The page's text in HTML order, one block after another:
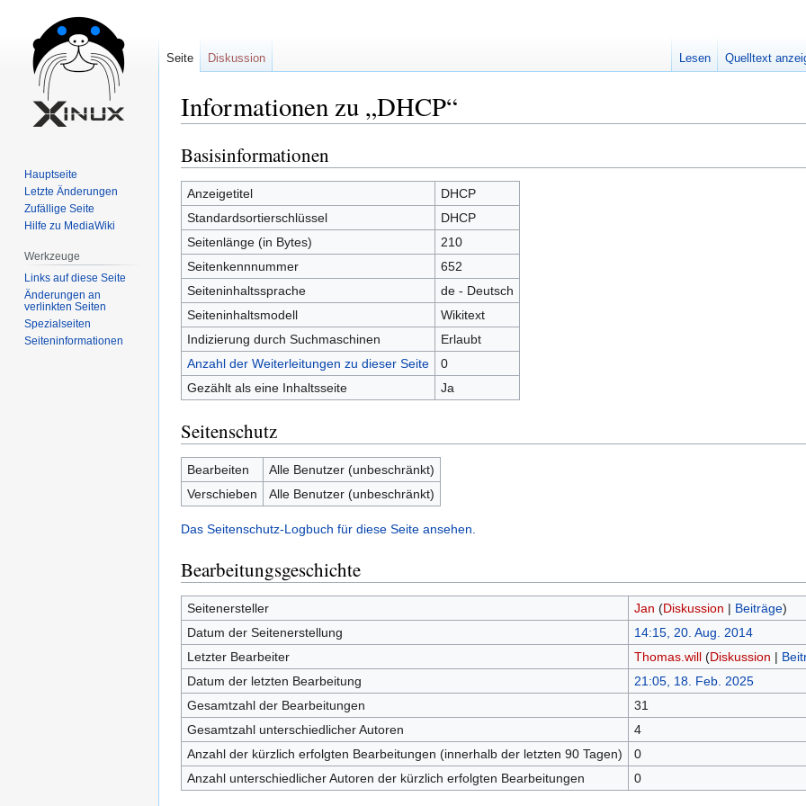
Informationen zu „DHCP“
Zur
Navigation
springen
Zur
Suche
springen
Basisinformationen
Anzeigetitel
DHCP
Standardsortierschlüssel
DHCP
Seitenlänge (in Bytes)
210
Seitenkennnummer
652
Seiteninhaltssprache
de - Deutsch
Seiteninhaltsmodell
Wikitext
Indizierung durch Suchmaschinen
Erlaubt
Anzahl der Weiterleitungen zu dieser Seite
0
Gezählt als eine Inhaltsseite
Ja
Seitenschutz
Bearbeiten
Alle Benutzer (unbeschränkt)
Verschieben
Alle Benutzer (unbeschränkt)
Das Seitenschutz-Logbuch für diese Seite ansehen.
Bearbeitungsgeschichte
Seitenersteller Jan (Diskussion | Beiträge)
Datum der Seitenerstellung
14:15, 20. Aug. 2014
Letzter Bearbeiter
Thomas.will (Diskussion |
Datum der letzten Bearbeitung
21:05, 18. Feb. 2025
Gesamtzahl der Bearbeitungen
31
Gesamtzahl unterschiedlicher Autoren
4
Anzahl der kürzlich erfolgten Bearbeitungen (innerhalb der letzten 90 Tagen)
0
Anzahl unterschiedlicher Autoren der kürzlich erfolgten Bearbeitungen
0
Seite Diskussion Lesen Quelltext
Hauptseite
Letzte Änderungen
Zufällige Seite
Hilfe zu MediaWiki
Werkzeuge
Links auf diese Seite
Änderungen an
verlinkten Seiten
Spezialseiten
Seiten­informationen